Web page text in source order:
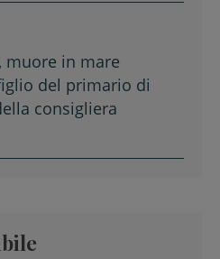
muore in mare
del primario di
consigliera